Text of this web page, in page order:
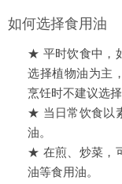
如何选择食用油
★ 平时饮食中，
选择植物油为主
烹饪时不建议选择
★ 当日常饮食以
油。
★ 在煎、炒菜，
油等食用油。